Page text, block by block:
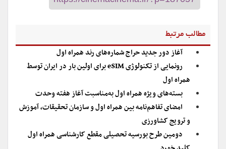
مطالب مرتبط
آغاز دور جدید حراج شماره‌های رند همراه اول
رونمایی از تکنولوژی eSIM برای اولین بار در ایران توسط
همراه اول
بسته‌های ویژه همراه اول به‌مناسبت آغاز هفته وحدت
امضای تفاهم‌نامه بین‌ همراه اول و سازمان تحقیقات، آموزش
و ترویج کشاورزی
دومین طرح بورسیه تحصیلی مقطع کارشناسی همراه اول